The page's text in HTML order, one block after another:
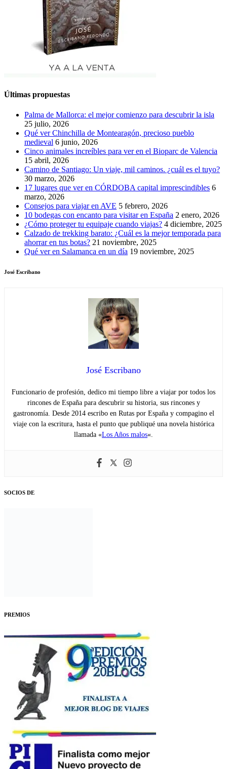
Últimas propuestas
Palma de Mallorca: el mejor comienzo para descubrir la isla
25 julio, 2026
Qué ver Chinchilla de Montearagón, precioso pueblo
medieval 6 junio, 2026
Cinco animales increíbles para ver en el Bioparc de Valencia
15 abril, 2026
Camino de Santiago: Un viaje, mil caminos. ¿cuál es el tuyo?
30 marzo, 2026
17 lugares que ver en CÓRDOBA capital imprescindibles 6
marzo, 2026
Consejos para viajar en AVE 5 febrero, 2026
10 bodegas con encanto para visitar en España 2 enero, 2026
¿Cómo proteger tu equipaje cuando viajas? 4 diciembre, 2025
Calzado de trekking barato: ¿Cuál es la mejor temporada para
ahorrar en tus botas? 21 noviembre, 2025
Qué ver en Salamanca en un día 19 noviembre, 2025
José Escribano
José Escribano
Funcionario de profesión, dedico mi tiempo libre a viajar por todos los
rincones de España para descubrir su historia, sus rincones y
gastronomía. Desde 2014 escribo en Rutas por España y compagino el
viaje con la escritura, hasta el punto que publiqué una novela histórica
llamada «Los Años malos«.
SOCIOS DE
PREMIOS